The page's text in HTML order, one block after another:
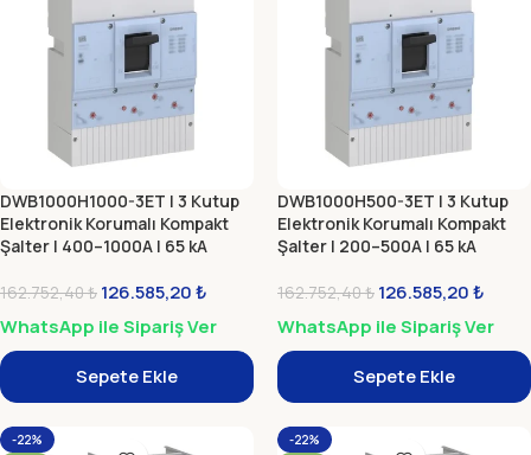
DWB1000H1000-3ET | 3 Kutup
Elektronik Korumalı Kompakt
Şalter | 400–1000A | 65 kA
162.752,40₺ 126.585,20₺
WhatsApp ile Sipariş Ver
Sepete Ekle
DWB1000H500-3ET | 3 Kutup
Elektronik Korumalı Kompakt
Şalter | 200–500A | 65 kA
162.752,40₺ 126.585,20₺
WhatsApp ile Sipariş Ver
Sepete Ekle
-22%
-22%